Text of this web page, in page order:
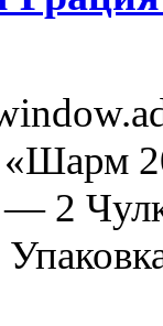
«Шарм
— 2